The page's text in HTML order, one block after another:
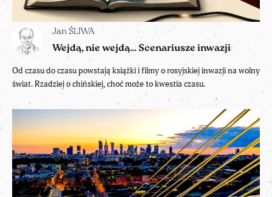
Jan ŚLIWA
Wejdą, nie wejdą… Scenariusze inwazji
Od czasu do czasu powstają książki i filmy o rosyjskiej inwazji na wolny
świat. Rzadziej o chińskiej, choć może to kwestia czasu.